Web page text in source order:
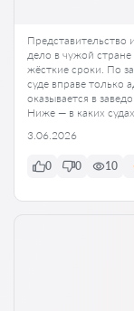
Представительство
дело в чужой
жёсткие сроки. По
суде вправе только
оказывается в
Ниже — в каких
3.06.2026
0 0 10